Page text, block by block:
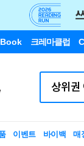
크레마클럽
이벤트 바이백 매